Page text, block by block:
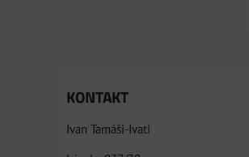
KONTAKT
Ivan Tamáši-Ivati